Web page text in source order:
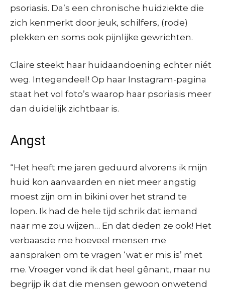
psoriasis. Da’s een chronische huidziekte die
zich kenmerkt door jeuk, schilfers, (rode)
plekken en soms ook pijnlijke gewrichten.
Claire steekt haar huidaandoening echter niét
weg. Integendeel! Op haar Instagram-pagina
staat het vol foto’s waarop haar psoriasis meer
dan duidelijk zichtbaar is.
Angst
“Het heeft me jaren geduurd alvorens ik mijn
huid kon aanvaarden en niet meer angstig
moest zijn om in bikini over het strand te
lopen. Ik had de hele tijd schrik dat iemand
naar me zou wijzen… En dat deden ze ook! Het
verbaasde me hoeveel mensen me
aanspraken om te vragen ‘wat er mis is’ met
me. Vroeger vond ik dat heel gênant, maar nu
begrijp ik dat die mensen gewoon onwetend